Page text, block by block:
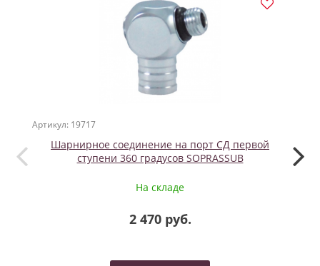
Артикул: 19717
Шарнирное соединение на порт СД первой
ступени 360 градусов SOPRASSUB
На складе
2 470 руб.